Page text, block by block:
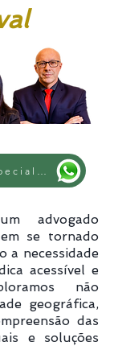
advogado
se tornado
a necessidade
acessível e
não
geográfica,
das
e soluções